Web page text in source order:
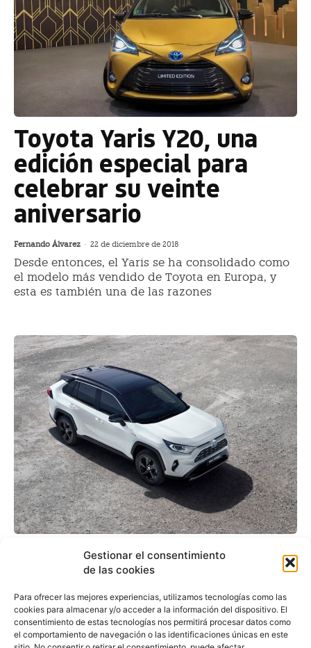
Gestionar el consentimiento
de las cookies
Para ofrecer las mejores experiencias, utilizamos tecnologías como las
cookies para almacenar y/o acceder a la información del dispositivo. El
consentimiento de estas tecnologías nos permitirá procesar datos como
el comportamiento de navegación o las identificaciones únicas en este
Toyota Yaris Y20, una
edición especial para
celebrar su veinte
aniversario
Fernando Álvarez - 22 de diciembre de 2018
Desde entonces, el Yaris se ha consolidado como
el modelo más vendido de Toyota en Europa, y
esta es también una de las razones
Toyota plantea una
ofensiva híbrida
eléctrica con los nuevos
Corolla, RAV4 y Yaris